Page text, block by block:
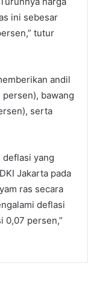
ini sebesar
tutur
andil
bawang
serta
deflasi yang
Jakarta pada
ras secara
deflasi
0,07 persen,”